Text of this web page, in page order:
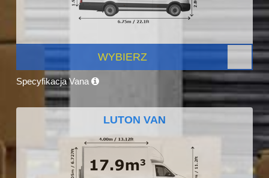
WYBIERZ
Specyfikacja Vana
LUTON VAN